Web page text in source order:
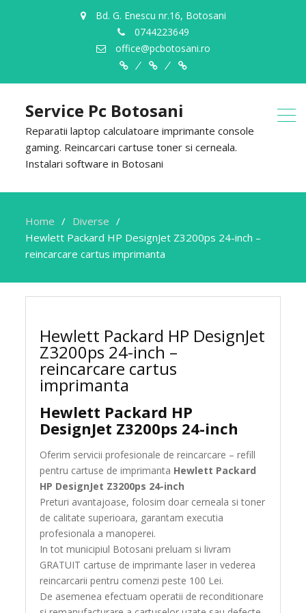
Bd. G. Enescu nr.16, Botosani
0744223649
office@pcbotosani.ro
Despre
Noi
ServiciiContact
Service Pc Botosani
Reparatii laptop calculatoare imprimante console
gaming. Reincarcari cartuse toner si cerneala.
Instalari software in Botosani
Home
Diverse
Hewlett Packard HP DesignJet Z3200ps 24-inch –
reincarcare cartus imprimanta
Hewlett Packard HP DesignJet
Z3200ps 24-inch –
reincarcare cartus
imprimanta
Hewlett Packard HP
DesignJet Z3200ps 24-inch
Oferim servicii profesionale de reincarcare – refill
pentru cartuse de imprimanta Hewlett Packard
HP DesignJet Z3200ps 24-inch
Preturi avantajoase, folosim doar cerneala si toner
de calitate superioara, garantam executia
profesionala a manoperei.
In tot municipiul Botosani preluam si livram
GRATUIT cartuse de imprimante laser in vederea
reincarcarii pentru comenzi peste 100 Lei.
De asemenea efectuam operatii de reconditionare